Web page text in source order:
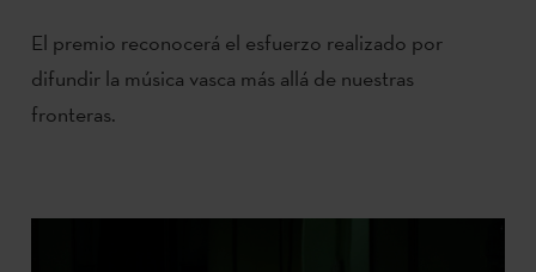
El premio reconocerá el esfuerzo realizado por
difundir la música vasca más allá de nuestras
fronteras.